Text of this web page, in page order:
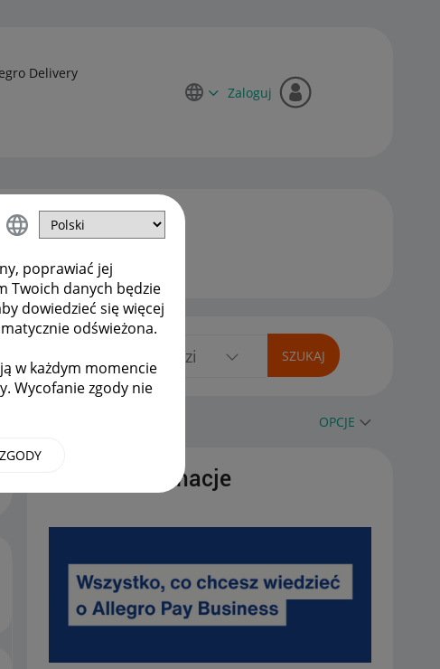
poprawiać jej
Twoich danych będzie
dowiedzieć się więcej
odświeżona.
w każdym momencie
Wycofanie zgody nie
Delivery
Zaloguj
OPCJE
Ważne informacje